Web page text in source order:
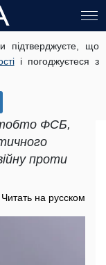
підтверджуєте, що
і погоджуєтеся з
що
тобто ФСБ,
проти
Читать на русском